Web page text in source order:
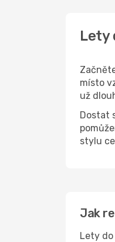
Lety
místo
už
Dostat
stylu
Jak
Lety